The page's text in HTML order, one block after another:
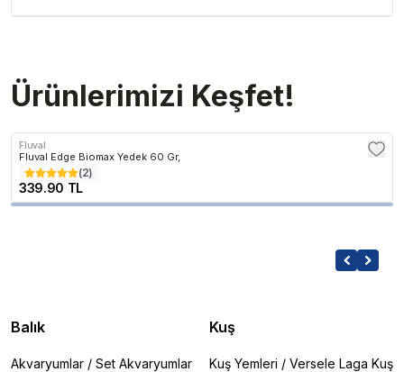
Ürünlerimizi Keşfet!
Fluval
Fluval Edge Biomax Yedek 60 Gr,
(2)
339.90 TL
Balık
Akvaryumlar / Set Akvaryumlar
Kuş
Kuş Yemleri / Versele Laga Kuş